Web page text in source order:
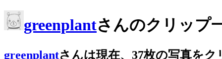
greenplantさんのクリップ
greenplantさんは現在、 37枚の写真をク